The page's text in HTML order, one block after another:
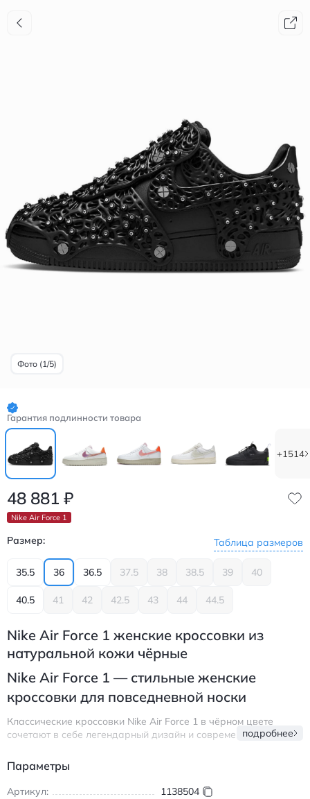
Фото (1/5)
Гарантия подлинности товара
+1514
48 881 ₽
Nike Air Force 1
Размер: Таблица размеров
35.5 36 36.5 37.5 38 38.5 39 40
40.5 41 42 42.5 43 44 44.5
Nike Air Force 1 женские кроссовки из
натуральной кожи чёрные
Nike Air Force 1 — стильные женские
кроссовки для повседневной носки
Классические кроссовки Nike Air Force 1 в чёрном цвете
сочетают в себе легендарный дизайн и современные
обеспечивают долговечность и комфорт в течение всего дня.
Модель с круглым носком и шнуровкой идеально подходит
для создания повседневных образов, будь то прогулка по
подробнее
Параметры
Артикул:
1138504